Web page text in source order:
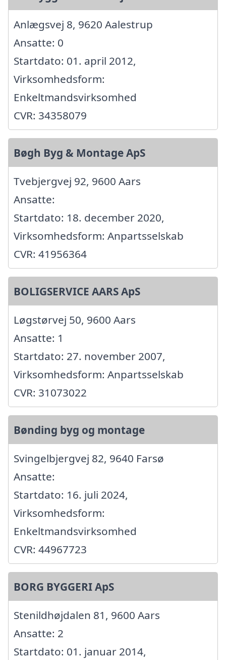
Anlægsvej 8, 9620 Aalestrup
Ansatte: 0
Startdato: 01. april 2012,
Virksomhedsform:
Enkeltmandsvirksomhed
CVR: 34358079
Bøgh Byg & Montage ApS
Tvebjergvej 92, 9600 Aars
Ansatte:
Startdato: 18. december 2020,
Virksomhedsform: Anpartsselskab
CVR: 41956364
BOLIGSERVICE AARS ApS
Løgstørvej 50, 9600 Aars
Ansatte: 1
Startdato: 27. november 2007,
Virksomhedsform: Anpartsselskab
CVR: 31073022
Bønding byg og montage
Svingelbjergvej 82, 9640 Farsø
Ansatte:
Startdato: 16. juli 2024,
Virksomhedsform:
Enkeltmandsvirksomhed
CVR: 44967723
BORG BYGGERI ApS
Stenildhøjdalen 81, 9600 Aars
Ansatte: 2
Startdato: 01. januar 2014,